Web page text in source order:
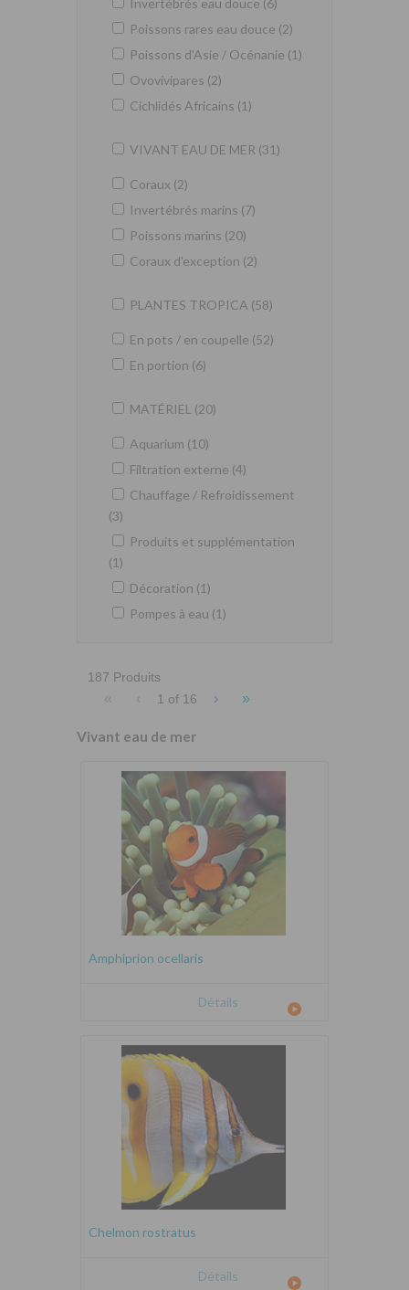
Invertébrés eau douce (6)
Poissons rares eau douce (2)
Poissons d'Asie / Océnanie (1)
Ovovivipares (2)
Cichlidés Africains (1)
VIVANT EAU DE MER (31)
Coraux (2)
Invertébrés marins (7)
Poissons marins (20)
Coraux d'exception (2)
PLANTES TROPICA (58)
En pots / en coupelle (52)
En portion (6)
MATÉRIEL (20)
Aquarium (10)
Filtration externe (4)
Chauffage / Refroidissement
(3)
Produits et supplémentation
(1)
Décoration (1)
Pompes à eau (1)
187 Produits
« ‹ 1 of 16 › »
Vivant eau de mer
Amphiprion ocellaris
Détails
Chelmon rostratus
Détails